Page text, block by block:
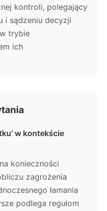
kontroli, polegający
i sądzeniu decyzji
trybie
ich
w kontekście
konieczności
zagrożenia
łamania
podlega regułom